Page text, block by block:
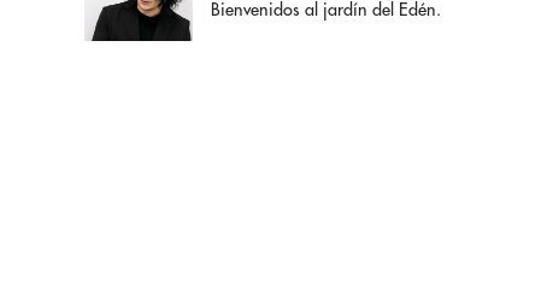
Bienvenidos al jardín del Edén.